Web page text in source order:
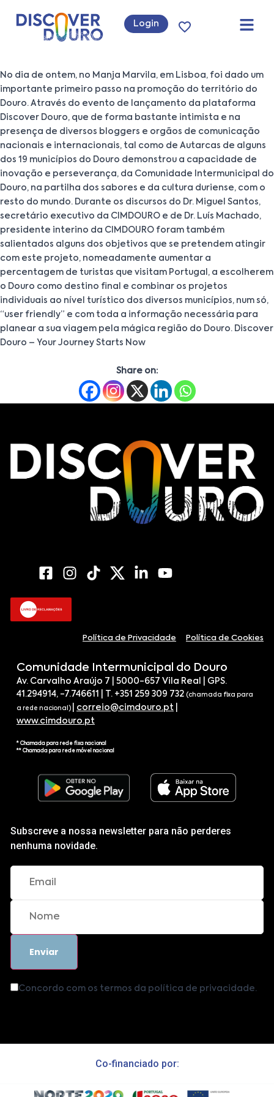
Login
No dia de ontem, no Manja Marvila, em Lisboa, foi dado um
importante primeiro passo na promoção do território do
Douro. Através do evento de lançamento da plataforma
Discover Douro, que de forma bastante intimista e na
presença de diversos bloggers e orgãos de comunicação
nacionais e internacionais, tal como de Autarcas de alguns
dos 19 municípios do Douro demonstrou a capacidade de
inovação e perseverança, da Comunidade Intermunicipal do
Douro, na partilha dos sabores e da cultura duriense, com o
resto do mundo. Durante os discursos do Dr. Miguel Santos,
secretário executivo da CIMDOURO e de Dr. Luís Machado,
presidente interino da CIMDOURO foram também
salientados alguns dos objetivos que se pretendem atingir
com este projeto, nomeadamente aumentar a
percentagem de turistas que visitam Portugal, a escolherem
o Douro como destino final e combinar os projetos
individuais ao nível turístico dos diversos municípios, num só,
“user friendly” e com toda a informação necessária para
planear a sua viagem pela mágica região do Douro. Discover
Douro – Your Journey Starts Now
Share on:
Política de Privacidade Política de Cookies
Comunidade Intermunicipal do Douro
Av. Carvalho Araújo 7 | 5000-657 Vila Real | GPS.
41.294914, -7.746611 | T. +351 259 309 732 (chamada fixa para
a rede nacional) correio@cimdouro.pt
www.cimdouro.pt
* Chamada para rede fixa nacional
** Chamada para rede móvel nacional
Subscreve a nossa newsletter para não perderes
nenhuma novidade.
Concordo com os termos da política de privacidade.
Co-financiado por: